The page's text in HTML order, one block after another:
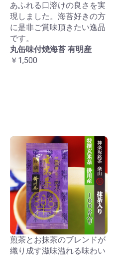
あふれる口溶けの良さを実
現しました。海苔好きの方
に是非ご賞味頂きたい逸品
です。
丸缶味付焼海苔 有明産
￥1,500
煎茶とお抹茶のブレンドが
織り成す滋味溢れる味わい